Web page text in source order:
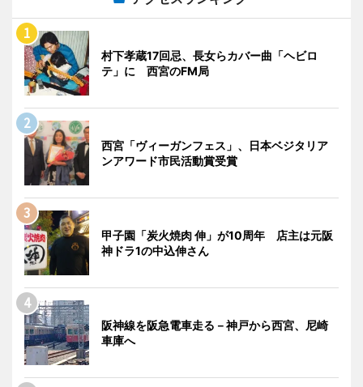
村下孝蔵17回忌、長女らカバー曲「ヘビロ
テ」に 西宮のFM局
西宮「ヴィーガンフェス」、日本ベジタリア
ンアワード市民活動賞受賞
甲子園「炭火焼肉 伸」が10周年 店主は元阪
神ドラ1の中込伸さん
阪神線を阪急電車走る－神戸から西宮、尼崎
車庫へ